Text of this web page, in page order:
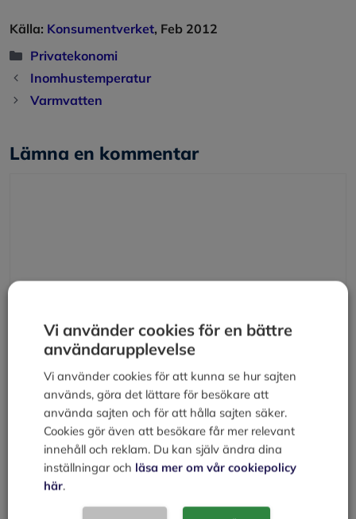
Källa: Konsumentverket, Feb 2012
Kategorier
Privatekonomi
Inomhustemperatur
Varmvatten
Lämna en kommentar
Webbplats
Vi använder cookies för en bättre
användarupplevelse
Vi använder cookies för att kunna se hur sajten
används, göra det lättare för besökare att
använda sajten och för att hålla sajten säker.
Cookies gör även att besökare får mer relevant
innehåll och reklam. Du kan själv ändra dina
inställningar och läsa mer om vår cookiepolicy
här.